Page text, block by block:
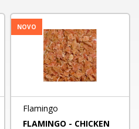
NOVO
Flamingo
FLAMINGO - CHICKEN